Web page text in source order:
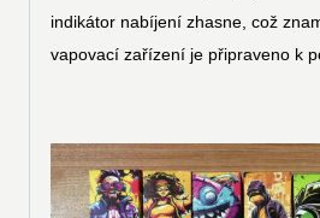
indikátor nabíjení zhasne, což
vapovací zařízení je připraveno k